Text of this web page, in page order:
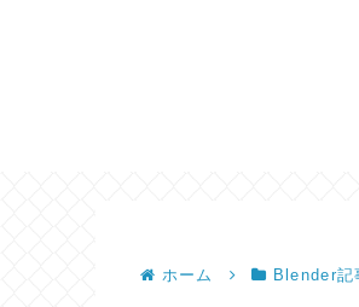
ホーム Blender記